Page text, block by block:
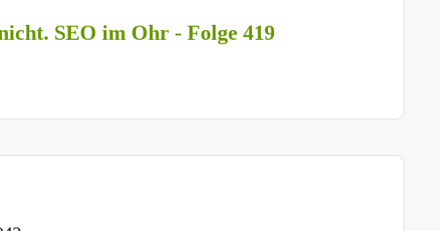
SEO im Ohr - Folge 419